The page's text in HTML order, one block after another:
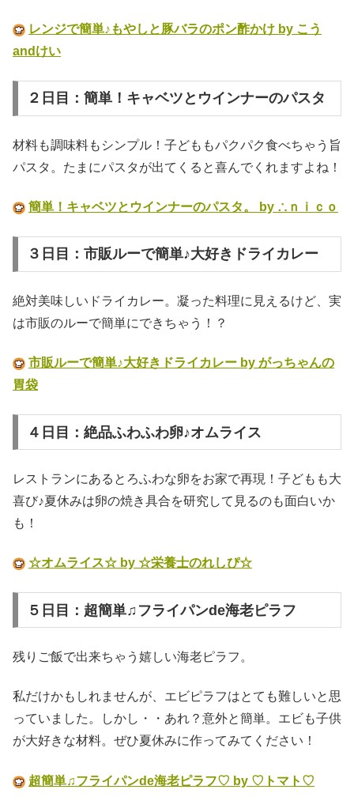
レンジで簡単♪もやしと豚バラのポン酢かけ by こう
andけい
２日目：簡単！キャベツとウインナーのパスタ
材料も調味料もシンプル！子どももパクパク食べちゃう旨
パスタ。たまにパスタが出てくると喜んでくれますよね！
簡単！キャベツとウインナーのパスタ。 by ∴ｎｉｃｏ
３日目：市販ルーで簡単♪大好きドライカレー
絶対美味しいドライカレー。凝った料理に見えるけど、実
は市販のルーで簡単にできちゃう！？
市販ルーで簡単♪大好きドライカレー by がっちゃんの
胃袋
４日目：絶品ふわふわ卵♪オムライス
レストランにあるとろふわな卵をお家で再現！子どもも大
喜び♪夏休みは卵の焼き具合を研究して見るのも面白いか
も！
☆オムライス☆ by ☆栄養士のれしぴ☆
５日目：超簡単♫フライパンde海老ピラフ
残りご飯で出来ちゃう嬉しい海老ピラフ。
私だけかもしれませんが、エビピラフはとても難しいと思
っていました。しかし・・あれ？意外と簡単。エビも子供
が大好きな材料。ぜひ夏休みに作ってみてください！
超簡単♫フライパンde海老ピラフ♡ by ♡トマト♡